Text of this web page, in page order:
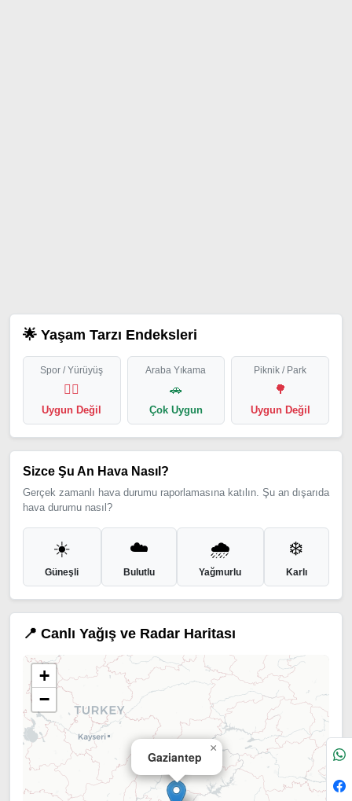
🌟 Yaşam Tarzı Endeksleri
Spor / Yürüyüş
🏃‍♂️
Uygun Değil
Araba Yıkama
🚗
Çok Uygun
Piknik / Park
🌳
Uygun Değil
Sizce Şu An Hava Nasıl?
Gerçek zamanlı hava durumu raporlamasına katılın. Şu an dışarıda
hava durumu nasıl?
☀️
Güneşli
☁️
Bulutlu
🌧️
Yağmurlu
❄️
Karlı
📍 Canlı Yağış ve Radar Haritası
Gaziantep
×
+
−